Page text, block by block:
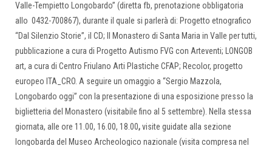
Valle-Tempietto Longobardo” (diretta fb, prenotazione obbligatoria
allo 0432-700867), durante il quale si parlerà di: Progetto etnografico
“Dal Silenzio Storie”, il CD; Il Monastero di Santa Maria in Valle per tutti,
pubblicazione a cura di Progetto Autismo FVG con Arteventi; LONGOB
art, a cura di Centro Friulano Arti Plastiche CFAP; Recolor, progetto
europeo ITA_CRO. A seguire un omaggio a “Sergio Mazzola,
Longobardo oggi” con la presentazione di una esposizione presso la
biglietteria del Monastero (visitabile fino al 5 settembre). Nella stessa
giornata, alle ore 11.00, 16.00, 18.00,visite guidate alla sezione
longobarda del Museo Archeologico nazionale (visita compresa nel